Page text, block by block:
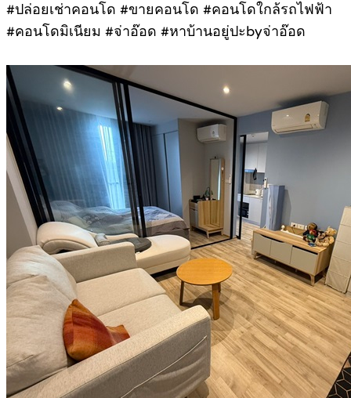
#ปล่อยเช่าคอนโด #ขายคอนโด #คอนโดใกล้รถไฟฟ้า
#คอนโดมิเนียม #จ่าอ๊อด #หาบ้านอยู่ปะbyจ่าอ๊อด